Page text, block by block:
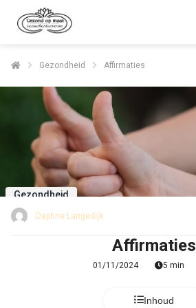
Gezondheid Affirmaties
Gezondheid
Daphne Langedijk
Affirmaties
01/11/2024 5 min
Inhoud